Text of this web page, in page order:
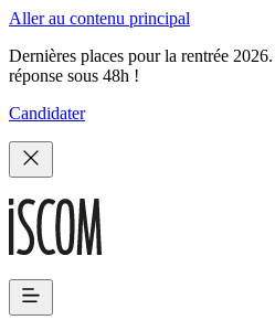
Aller au contenu principal
Dernières places pour la rentrée
réponse sous 48h !
Candidater